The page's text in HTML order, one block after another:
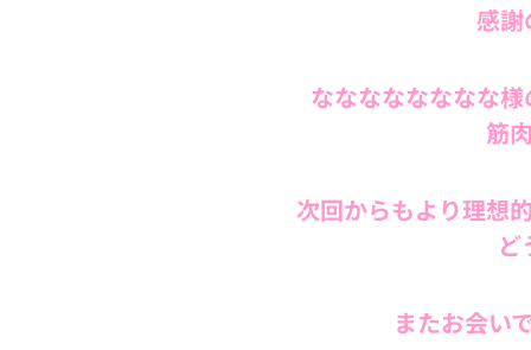
感
なななななななな
筋
次回からもより理想
またお会い